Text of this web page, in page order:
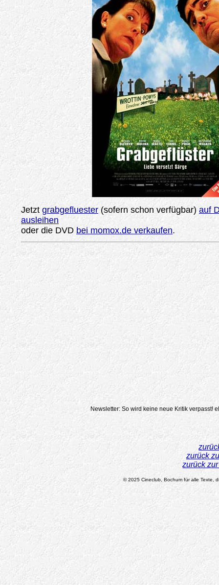
Jetzt grabgefluester (sofern schon verfügbar) auf
ausleihen
oder die DVD bei momox.de verkaufen.
Newsletter: So wird keine neue Kritik verpasst!
zurück
zurück
© 2025 Cineclub, Bochum für alle Texte,